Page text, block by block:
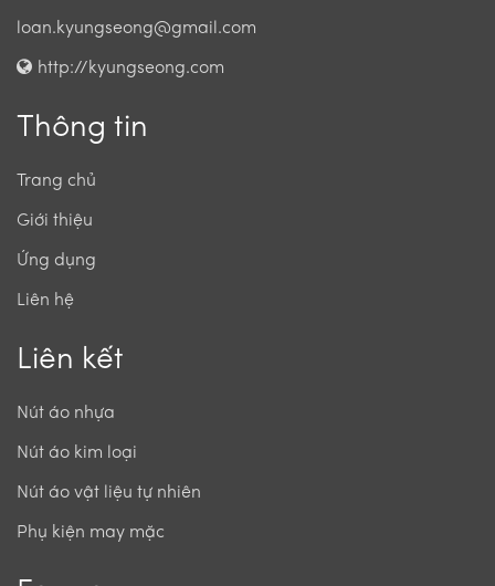
loan.kyungseong@gmail.com
http://kyungseong.com
Thông tin
Trang chủ
Giới thiệu
Ứng dụng
Liên hệ
Liên kết
Nút áo nhựa
Nút áo kim loại
Nút áo vật liệu tự nhiên
Phụ kiện may mặc